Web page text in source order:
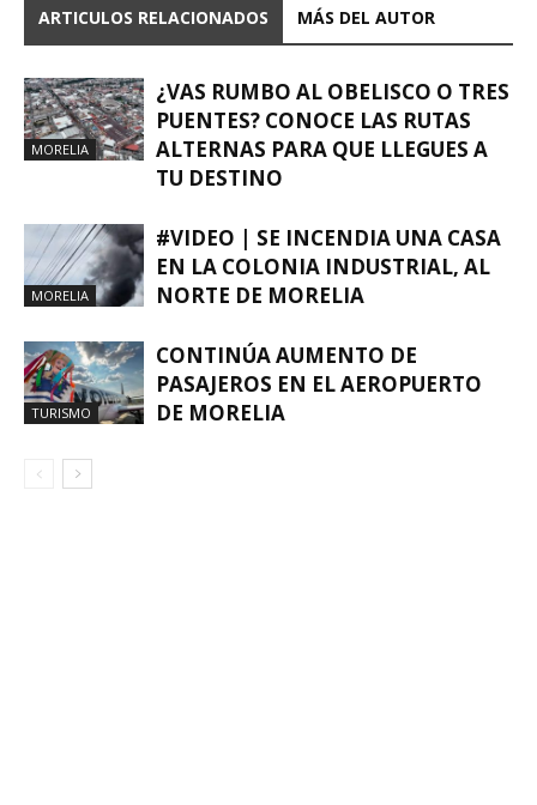
ARTICULOS RELACIONADOS MÁS DEL AUTOR
MORELIA
¿VAS RUMBO AL OBELISCO O TRES
PUENTES? CONOCE LAS RUTAS
ALTERNAS PARA QUE LLEGUES A
TU DESTINO
MORELIA
#VIDEO | SE INCENDIA UNA CASA
EN LA COLONIA INDUSTRIAL, AL
NORTE DE MORELIA
TURISMO
CONTINÚA AUMENTO DE
PASAJEROS EN EL AEROPUERTO
DE MORELIA